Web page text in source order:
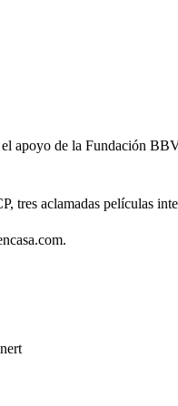
de la Fundación
tres aclamadas películas